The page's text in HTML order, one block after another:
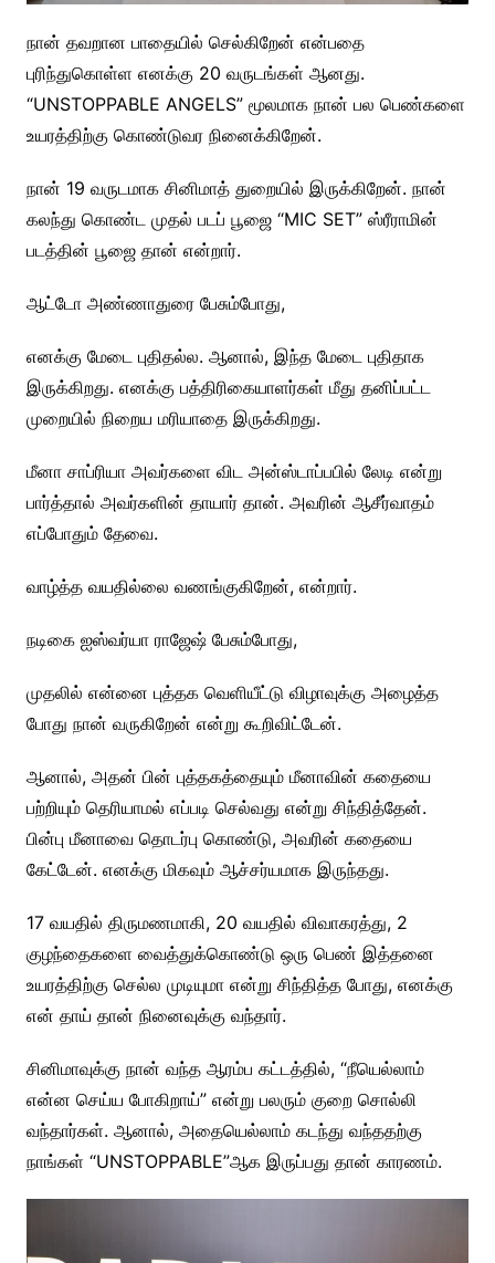
நான் தவறான பாதையில் செல்கிறேன் என்பதை
புரிந்துகொள்ள எனக்கு 20 வருடங்கள் ஆனது.
“UNSTOPPABLE ANGELS” மூலமாக நான் பல பெண்களை
உயரத்திற்கு கொண்டுவர நினைக்கிறேன்.
நான் 19 வருடமாக சினிமாத் துறையில் இருக்கிறேன். நான்
கலந்து கொண்ட முதல் படப் பூஜை “MIC SET” ஸ்ரீராமின்
படத்தின் பூஜை தான் என்றார்.
ஆட்டோ அண்ணாதுரை பேசும்போது,
எனக்கு மேடை புதிதல்ல. ஆனால், இந்த மேடை புதிதாக
இருக்கிறது. எனக்கு பத்திரிகையாளர்கள் மீது தனிப்பட்ட
முறையில் நிறைய மரியாதை இருக்கிறது.
மீனா சாப்ரியா அவர்களை விட அன்ஸ்டாப்பபில் லேடி என்று
பார்த்தால் அவர்களின் தாயார் தான். அவரின் ஆசீர்வாதம்
எப்போதும் தேவை.
வாழ்த்த வயதில்லை வணங்குகிறேன், என்றார்.
நடிகை ஐஸ்வர்யா ராஜேஷ் பேசும்போது,
முதலில் என்னை புத்தக வெளியீட்டு விழாவுக்கு அழைத்த
போது நான் வருகிறேன் என்று கூறிவிட்டேன்.
ஆனால், அதன் பின் புத்தகத்தையும் மீனாவின் கதையை
பற்றியும் தெரியாமல் எப்படி செல்வது என்று சிந்தித்தேன்.
பின்பு மீனாவை தொடர்பு கொண்டு, அவரின் கதையை
கேட்டேன். எனக்கு மிகவும் ஆச்சர்யமாக இருந்தது.
17 வயதில் திருமணமாகி, 20 வயதில் விவாகரத்து, 2
குழந்தைகளை வைத்துக்கொண்டு ஒரு பெண் இத்தனை
உயரத்திற்கு செல்ல முடியுமா என்று சிந்தித்த போது, எனக்கு
என் தாய் தான் நினைவுக்கு வந்தார்.
சினிமாவுக்கு நான் வந்த ஆரம்ப கட்டத்தில், “நீயெல்லாம்
என்ன செய்ய போகிறாய்” என்று பலரும் குறை சொல்லி
வந்தார்கள். ஆனால், அதையெல்லாம் கடந்து வந்ததற்கு
நாங்கள் “UNSTOPPABLE”ஆக இருப்பது தான் காரணம்.